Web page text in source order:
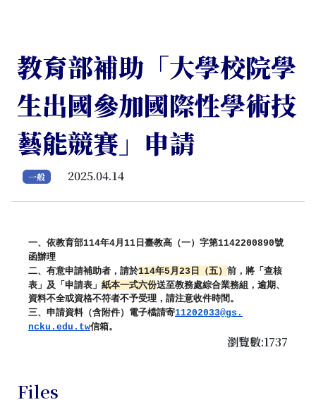
教育部補助「大學校院學
生出國參加國際性學術技
藝能競賽」申請
一般 2025.04.14
一、依教育部114年4月 11 日臺教高（一）字第1142200890號
函辦理
二、有意申請補助者，請於114年5 月 23 日（五） 前，將「 查核
表」及「申請表」 紙本一式六份送至教務處綜合業務組，逾期、
資料不全或資格不符者不予受理，請注意收件時間。
三、申請資料（含附件）電子檔請寄11202033@gs.
ncku.edu.tw信箱。
瀏覽數:1737
Files